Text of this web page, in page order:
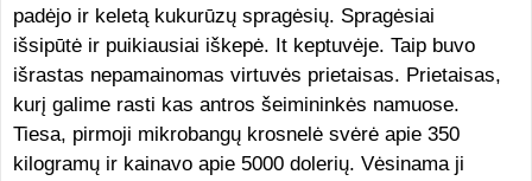
padėjo ir keletą kukurūzų spragėsių. Spragėsiai
išsipūtė ir puikiausiai iškepė. It keptuvėje. Taip buvo
išrastas nepamainomas virtuvės prietaisas. Prietaisas,
kurį galime rasti kas antros šeimininkės namuose.
Tiesa, pirmoji mikrobangų krosnelė svėrė apie 350
kilogramų ir kainavo apie 5000 dolerių. Vėsinama ji